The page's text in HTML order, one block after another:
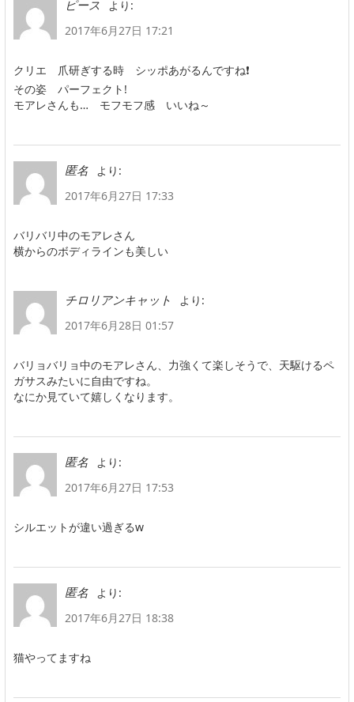
ピース
より:
2017年6月27日 17:21
クリエ 爪研ぎする時 シッポあがるんですね❗
その姿 パーフェクト!
モアレさんも… モフモフ感 いいね～
匿名
より:
2017年6月27日 17:33
バリバリ中のモアレさん
横からのボディラインも美しい
チロリアンキャット
より:
2017年6月28日 01:57
バリョバリョ中のモアレさん、力強くて楽しそうで、天駆けるペ
ガサスみたいに自由ですね。
なにか見ていて嬉しくなります。
匿名
より:
2017年6月27日 17:53
シルエットが違い過ぎるw
匿名
より:
2017年6月27日 18:38
猫やってますね